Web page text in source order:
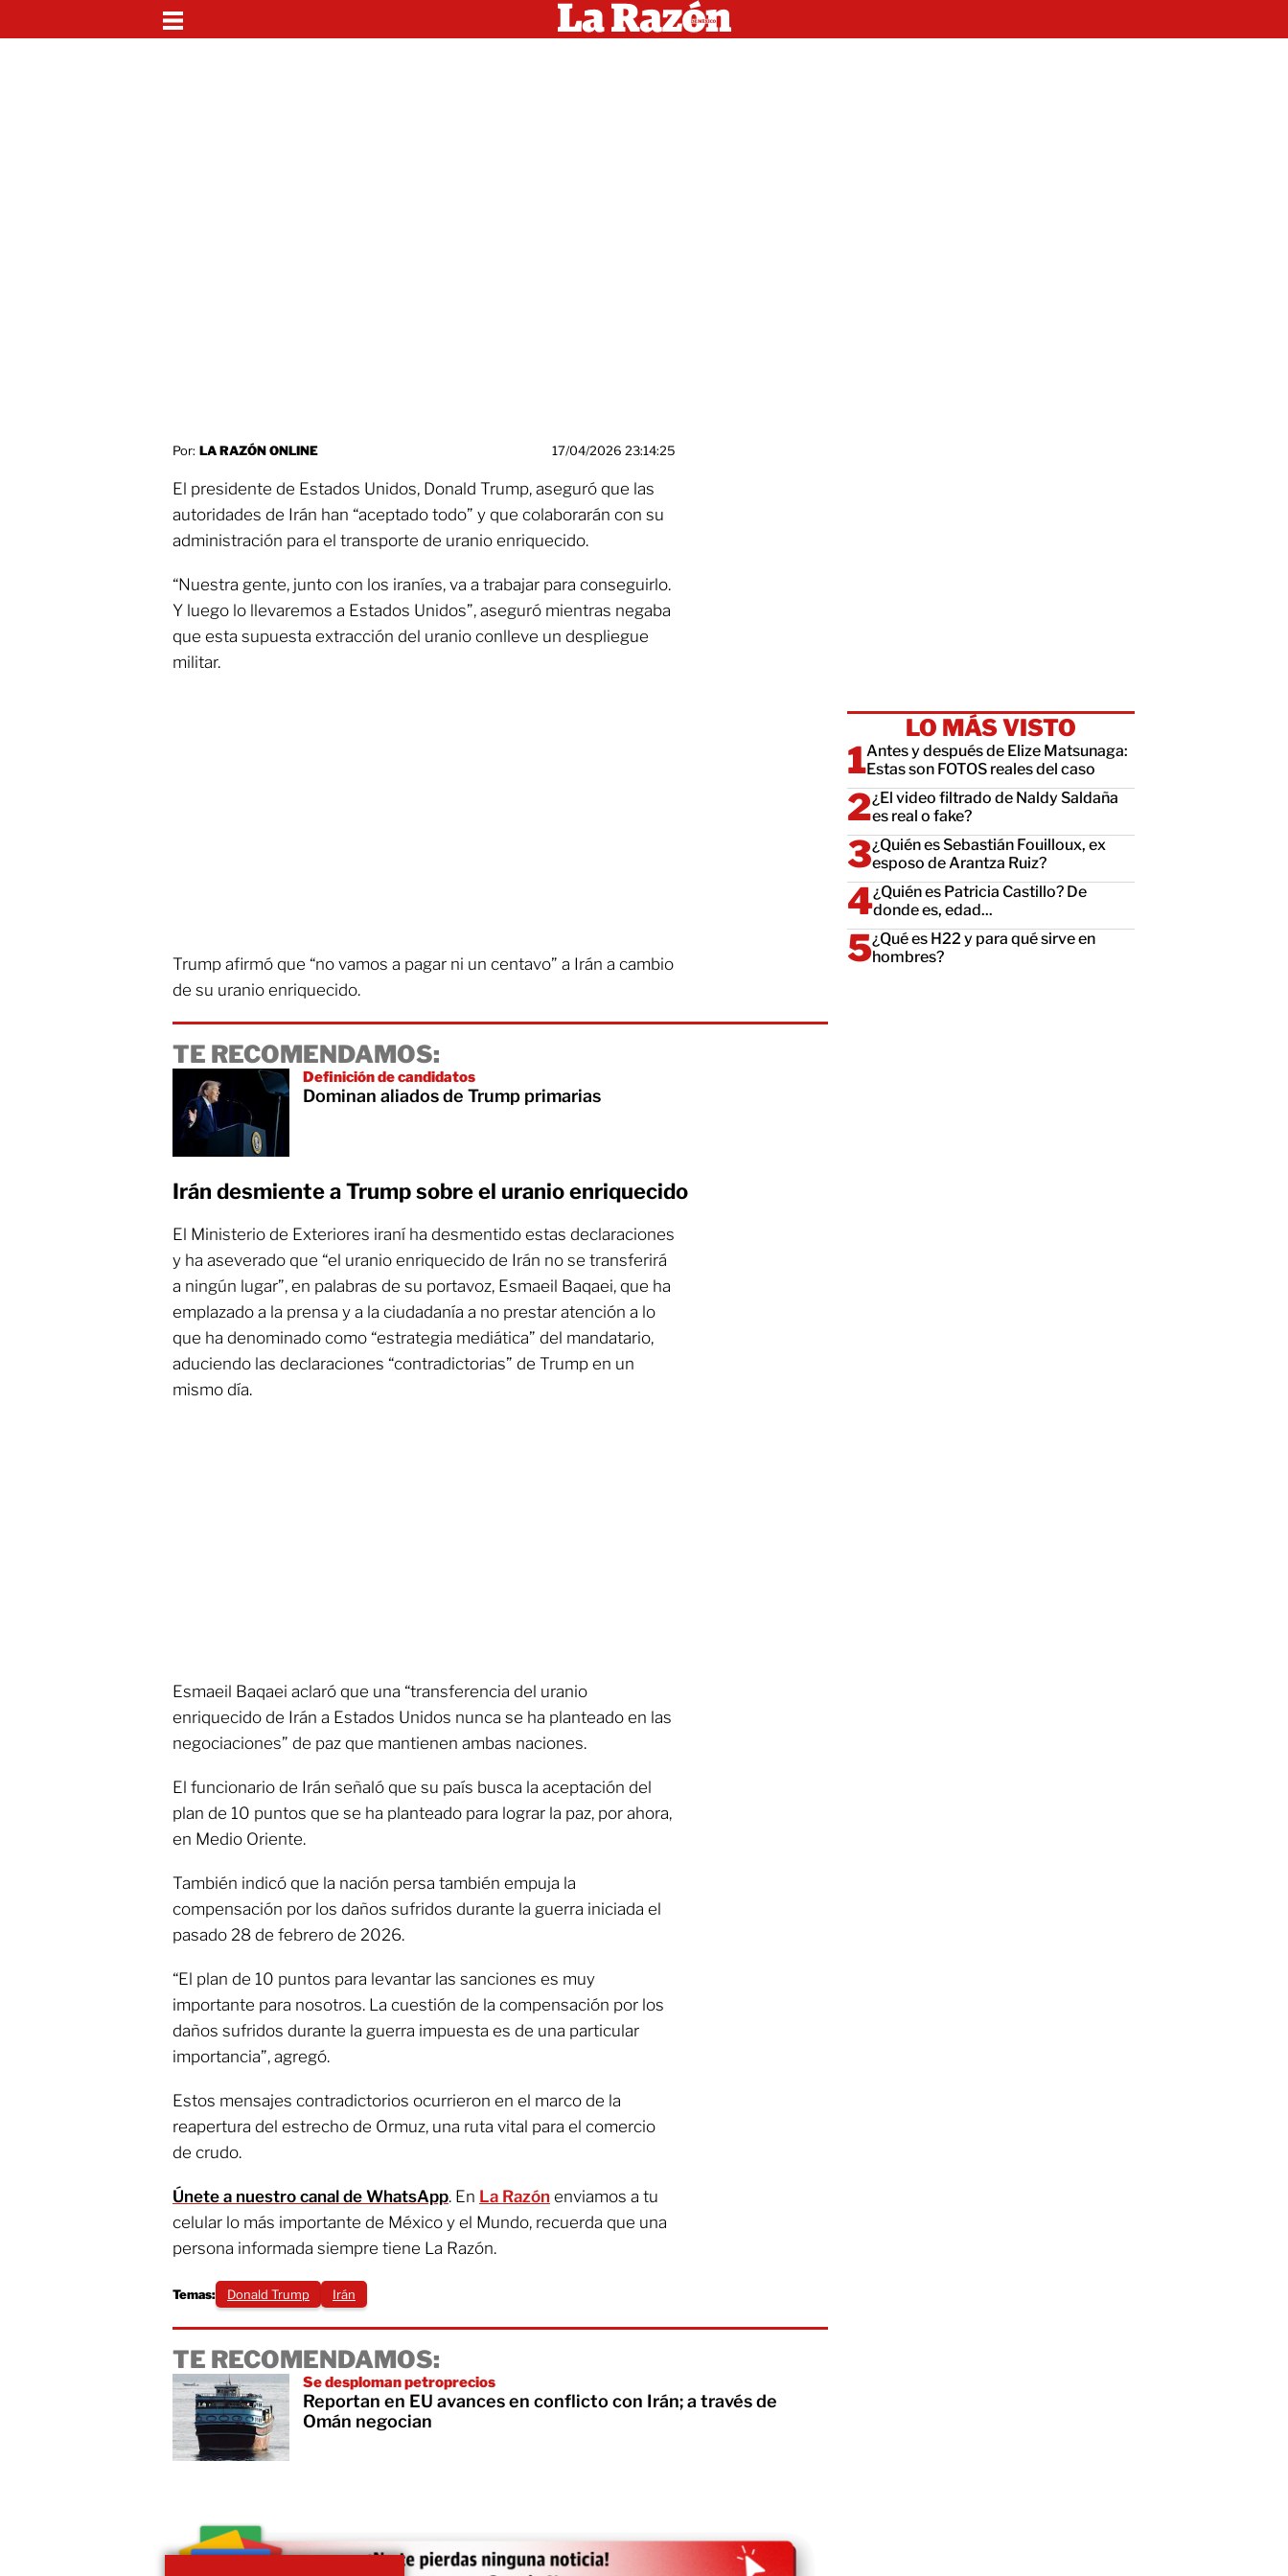
Por: LA RAZÓN ONLINE 17/04/2026 23:14:25
El presidente de Estados Unidos, Donald Trump, aseguró que las
autoridades de Irán han “aceptado todo” y que colaborarán con su
administración para el transporte de uranio enriquecido.
“Nuestra gente, junto con los iraníes, va a trabajar para conseguirlo.
Y luego lo llevaremos a Estados Unidos”, aseguró mientras negaba
que esta supuesta extracción del uranio conlleve un despliegue
militar.
Trump afirmó que “no vamos a pagar ni un centavo” a Irán a cambio
de su uranio enriquecido.
TE RECOMENDAMOS:
Definición de candidatos
Dominan aliados de Trump primarias
Irán desmiente a Trump sobre el uranio enriquecido
El Ministerio de Exteriores iraní ha desmentido estas declaraciones
y ha aseverado que “el uranio enriquecido de Irán no se transferirá
a ningún lugar”, en palabras de su portavoz, Esmaeil Baqaei, que ha
emplazado a la prensa y a la ciudadanía a no prestar atención a lo
que ha denominado como “estrategia mediática” del mandatario,
aduciendo las declaraciones “contradictorias” de Trump en un
mismo día.
Esmaeil Baqaei aclaró que una “transferencia del uranio
enriquecido de Irán a Estados Unidos nunca se ha planteado en las
negociaciones” de paz que mantienen ambas naciones.
El funcionario de Irán señaló que su país busca la aceptación del
plan de 10 puntos que se ha planteado para lograr la paz, por ahora,
en Medio Oriente.
También indicó que la nación persa también empuja la
compensación por los daños sufridos durante la guerra iniciada el
pasado 28 de febrero de 2026.
“El plan de 10 puntos para levantar las sanciones es muy
importante para nosotros. La cuestión de la compensación por los
daños sufridos durante la guerra impuesta es de una particular
importancia”, agregó.
Estos mensajes contradictorios ocurrieron en el marco de la
reapertura del estrecho de Ormuz, una ruta vital para el comercio
de crudo.
Únete a nuestro canal de WhatsApp. En La Razón enviamos a tu
celular lo más importante de México y el Mundo, recuerda que una
persona informada siempre tiene La Razón.
Temas: Donald Trump Irán
TE RECOMENDAMOS:
Se desploman petroprecios
Reportan en EU avances en conflicto con Irán; a través de
Omán negocian
LO MÁS VISTO
Antes y después de Elize Matsunaga:
Estas son FOTOS reales del caso
¿El video filtrado de Naldy Saldaña
es real o fake?
¿Quién es Sebastián Fouilloux, ex
esposo de Arantza Ruiz?
¿Quién es Patricia Castillo? De
donde es, edad...
¿Qué es H22 y para qué sirve en
hombres?